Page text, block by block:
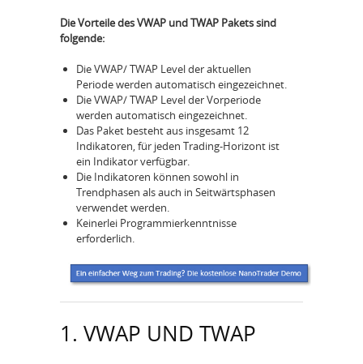
Die Vorteile des VWAP und TWAP Pakets sind
folgende:
Die VWAP/ TWAP Level der aktuellen
Periode werden automatisch eingezeichnet.
Die VWAP/ TWAP Level der Vorperiode
werden automatisch eingezeichnet.
Das Paket besteht aus insgesamt 12
Indikatoren, für jeden Trading-Horizont ist
ein Indikator verfügbar.
Die Indikatoren können sowohl in
Trendphasen als auch in Seitwärtsphasen
verwendet werden.
Keinerlei Programmierkenntnisse
erforderlich.
1. VWAP UND TWAP